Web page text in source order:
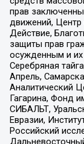
прав
движений,
Действие,
защиты прав
осужденным и
Серебряная
Апрель,
Аналитический
Гагарина, Фонд
СИБАЛЬТ,
Евразии,
Российский